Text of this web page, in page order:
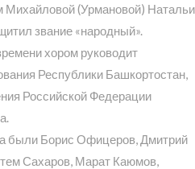
Михайловой (Урмановой) Натальи
звание «народный».
хором руководит
Республики Башкортостан,
Российской Федерации
были Борис Офицеров, Дмитрий
Сахаров, Марат Каюмов,